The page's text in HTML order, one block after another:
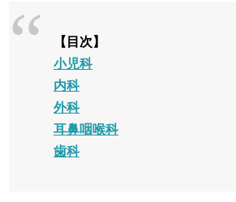
【目次】
小児科
内科
外科
耳鼻咽喉科
歯科